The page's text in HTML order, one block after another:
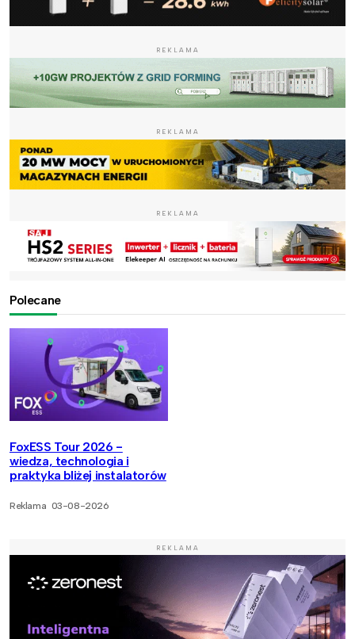
REKLAMA
REKLAMA
REKLAMA
Polecane
FoxESS Tour 2026 -
wiedza, technologia i
praktyka bliżej instalatorów
Reklama 03-08-2026
REKLAMA